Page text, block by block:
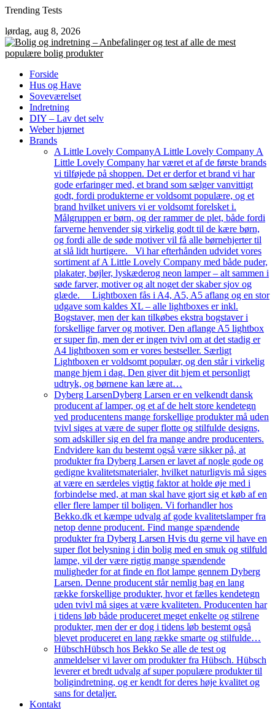
Skip
content
Trending Tests
lørdag, aug 8, 2026
Forside
Hus og Have
Soveværelset
Indretning
DIY – Lav det selv
Weber hjørnet
Brands
A Little Lovely CompanyA Little Lovely Company A
Little Lovely Company har været et af de første brands
vi tilføjede på shoppen. Det er derfor et brand vi har
gode erfaringer med, et brand som sælger vanvittigt
godt, fordi produkterne er voldsomt populære, og et
brand hvilket univers vi er voldsomt forelsket i.
Målgruppen er børn, og der rammer de plet, både fordi
farverne henvender sig virkelig godt til de kære børn,
og fordi alle de søde motiver vil få alle børnehjerter til
at slå lidt hurtigere. Vi har efterhånden udvidet vores
sortiment af A Little Lovely Company med både puder,
plakater, bøjler, lyskæderog neon lamper – alt sammen i
søde farver, motiver og alt noget der skaber sjov og
glæde. Lightboxen fås i A4, A5, A5 aflang og en stor
udgave som kaldes XL – alle lightboxes er inkl.
Bogstaver, men der kan tilkøbes ekstra bogstaver i
forskellige farver og motiver. Den aflange A5 lightbox
er super fin, men der er ingen tvivl om at det stadig er
A4 lightboxen som er vores bestseller. Særligt
Lightboxen er voldsomt populær, og den står i virkelig
mange hjem i dag. Den giver dit hjem et personligt
udtryk, og børnene kan lære at…
Dyberg LarsenDyberg Larsen er en velkendt dansk
producent af lamper, og et af de helt store kendetegn
ved producentens mange forskellige produkter må uden
tvivl siges at være de super flotte og stilfulde designs,
som adskiller sig en del fra mange andre producenters.
Endvidere kan du bestemt også være sikker på, at
produkter fra Dyberg Larsen er lavet af nogle gode og
gedigne kvalitetsmaterialer, hvilket naturligvis må siges
at være en særdeles vigtig faktor at holde øje med i
forbindelse med, at man skal have gjort sig et køb af en
eller flere lamper til boligen. Vi forhandler hos
Bekko.dk et kæmpe udvalg af gode kvalitetslamper fra
netop denne producent. Find mange spændende
produkter fra Dyberg Larsen Hvis du gerne vil have en
super flot belysning i din bolig med en smuk og stilfuld
lampe, vil der være rigtig mange spændende
muligheder for at finde en flot lampe gennem Dyberg
Larsen. Denne producent står nemlig bag en lang
række forskellige produkter, hvor et fælles kendetegn
uden tvivl må siges at være kvaliteten. Producenten har
i tidens løb både produceret meget enkelte og stilrene
produkter, men der er dog i tidens løb bestemt også
blevet produceret en lang række smarte og stilfulde…
HübschHübsch hos Bekko Se alle de test og
anmeldelser vi laver om produkter fra Hübsch. Hübsch
leverer et bredt udvalg af super populære produkter til
boligindretning, og er kendt for deres høje kvalitet og
sans for detaljer.
Kontakt